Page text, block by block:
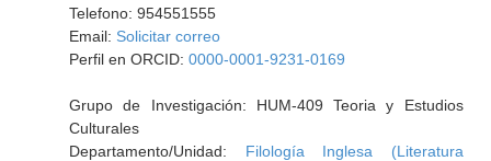
Telefono: 954551555
Email: Solicitar correo
Perfil en ORCID: 0000-0001-9231-0169
Grupo de Investigación: HUM-409 Teoria y Estudios
Culturales
Departamento/Unidad: Filología Inglesa (Literatura